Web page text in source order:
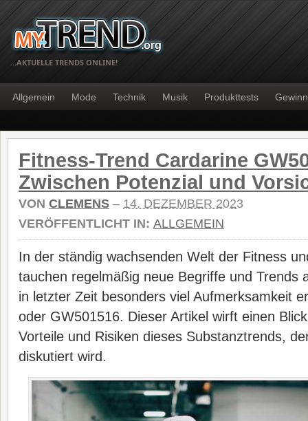
…AKTUELLE TRENDS ONLINE!
Allgemein Mode Technik Musik Produkttests
Fitness-Trend Cardarine
Zwischen Potenzial und
VON CLEMENS – 14. DEZEMBER 2023
VERÖFFENTLICHT IN: ALLGEMEIN
In der ständig wachsenden Welt der Fitness
tauchen regelmäßig neue Begriffe und Trends
in letzter Zeit besonders viel Aufmerksamkeit
oder GW501516. Dieser Artikel wirft einen
Vorteile und Risiken dieses Substanztrends,
diskutiert wird.